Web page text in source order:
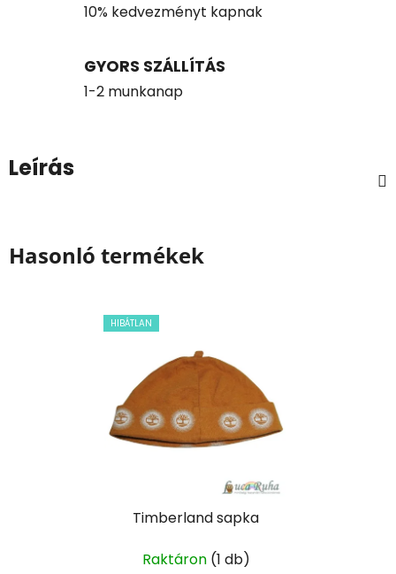
10% kedvezményt kapnak
GYORS SZÁLLÍTÁS
1-2 munkanap
Leírás
Hasonló termékek
HIBÁTLAN
Timberland sapka
Raktáron (1 db)